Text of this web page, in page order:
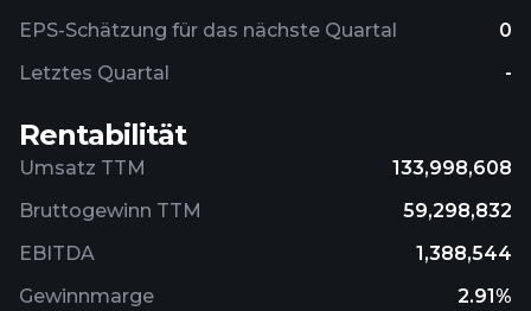
EPS-Schätzung für das nächste Quartal
0
Letztes Quartal
-
Rentabilität
Umsatz TTM
133,998,608
Bruttogewinn TTM
59,298,832
EBITDA
1,388,544
Gewinnmarge
2.91%